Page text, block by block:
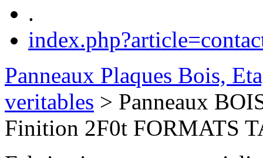
.
Panneaux Plaques Bois,
veritables > Panneaux
Finition 2F0t FORMATS